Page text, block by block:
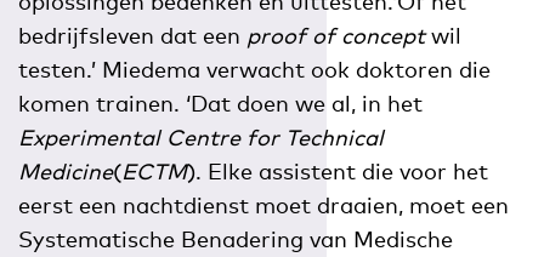
bedrijfsleven dat een proof of conceptwil
testen.’ Miedema verwacht ook doktoren die
komen trainen. ‘Dat doen we al, in het
Experimental Centre for Technical
Medicine(ECTM). Elke assistent die voor het
eerst een nachtdienst moet draaien, moet een
Systematische Benadering van Medische